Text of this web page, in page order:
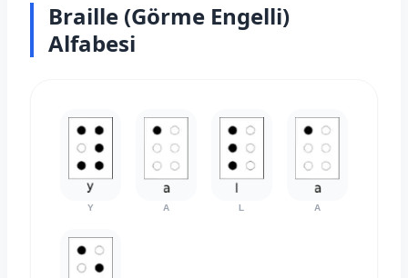
Braille (Görme Engelli)
Alfabesi
Y A L A